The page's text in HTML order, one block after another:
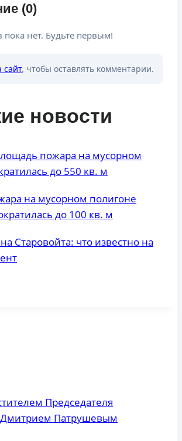
(0)
нет. Будьте первым!
сайт, чтобы оставлять комментарии.
новости
пожара на мусорном
до 550 кв. м
на мусорном полигоне
до 100 кв. м
Старовойта: что известно на
Председателя
Дмитрием Патрушевым